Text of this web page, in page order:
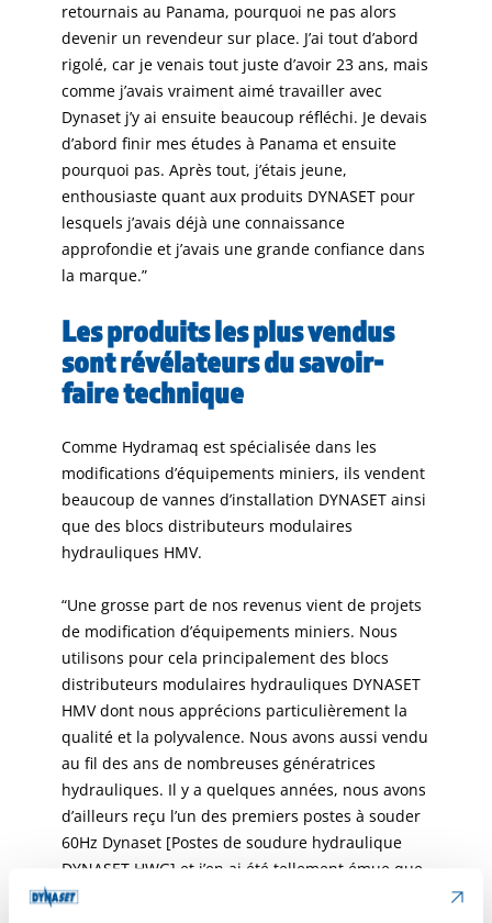
retournais au Panama, pourquoi ne pas alors
devenir un revendeur sur place. J’ai tout d’abord
rigolé, car je venais tout juste d’avoir 23 ans, mais
comme j’avais vraiment aimé travailler avec
Dynaset j’y ai ensuite beaucoup réfléchi. Je devais
d’abord finir mes études à Panama et ensuite
pourquoi pas. Après tout, j’étais jeune,
enthousiaste quant aux produits DYNASET pour
lesquels j’avais déjà une connaissance
approfondie et j’avais une grande confiance dans
la marque.”
Les produits les plus vendus
sont révélateurs du savoir-
faire technique
Comme Hydramaq est spécialisée dans les
modifications d’équipements miniers, ils vendent
beaucoup de vannes d’installation DYNASET ainsi
que des blocs distributeurs modulaires
hydrauliques HMV.
“Une grosse part de nos revenus vient de projets
de modification d’équipements miniers. Nous
utilisons pour cela principalement des blocs
distributeurs modulaires hydrauliques DYNASET
HMV dont nous apprécions particulièrement la
qualité et la polyvalence. Nous avons aussi vendu
au fil des ans de nombreuses génératrices
hydrauliques. Il y a quelques années, nous avons
d’ailleurs reçu l’un des premiers postes à souder
60Hz Dynaset [Postes de soudure hydraulique
DYNASET HWG] et j’en ai été tellement émue que
je ne l’ai même pas vendu”, nous dit Katherine